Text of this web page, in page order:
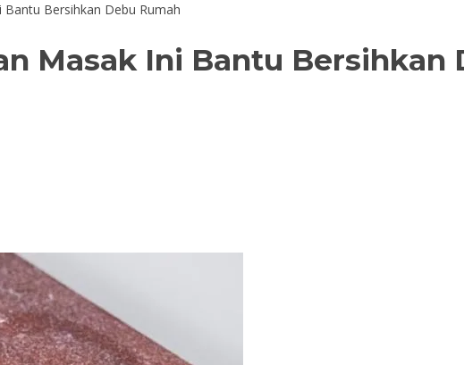
Bersihkan Debu Rumah
Masak Ini Bantu Bersihkan